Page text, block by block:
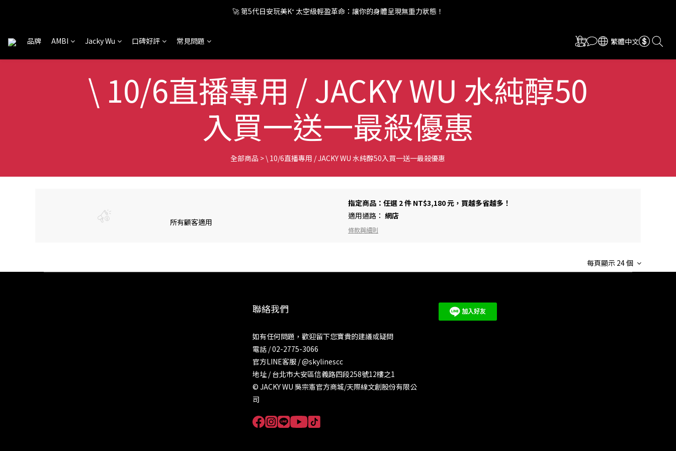
🚀 第5代日安玩美K⁺ 太空級輕盈革命：讓你的身體呈現無重力狀態！
🚀 第5代日安玩美K⁺ 太空級輕盈革命：讓你的身體呈現無重力狀態！
品牌 AMBI Jacky Wu 口碑好評 常見問題 繁體中文
\ 10/6直播專用 / JACKY WU 水純醇50
入買一送一最殺優惠
全部商品 >\ 10/6直播專用 / JACKY WU 水純醇50入買一送一最殺優惠
所有顧客適用
指定商品：任選 2 件 NT$3,180 元，買越多省越多！
適用通路： 網店
條款與細則
每頁顯示 24 個
聯絡我們
如有任何問題，歡迎留下您寶貴的建議或疑問
電話 / 02-2775-3066
官方LINE客服 /@skylinescc
地址 / 台北市大安區信義路四段258號12樓之1
© JACKY WU 吳宗憲官方商城/天際線文創股份有限公
司